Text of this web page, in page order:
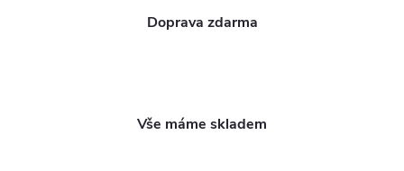
Doprava zdarma
Vše máme skladem